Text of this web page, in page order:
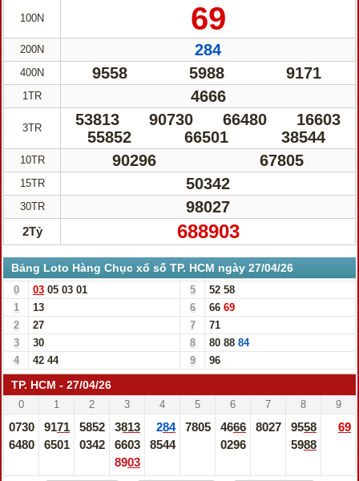
100N 69
200N 284
400N 9558 5988 9171
1TR 4666
3TR 53813 90730 66480
16603
55852
66501 38544
10TR 90296 67805
15TR 50342
30TR 98027
2Tỷ 688903
Bảng Loto Hàng Chục xổ số TP. HCM ngày 27/04/26
0 03 05 03 01 5 52 58
1
13 6 66 69
2
27 7
71
3
30 8 80 88 84
4
42 44 9 96
TP. HCM - 27/04/26
0 1 2 3 4 5 6 7 8 9
0730
6480
9171
6501
5852
0342
3813
6603
8903
284
8544
7805
4666
0296
8027
9558
5988
69